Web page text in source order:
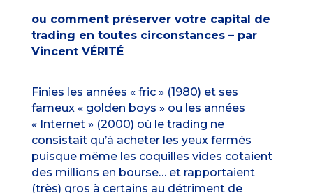
ou comment préserver votre capital de
trading en toutes circonstances – par
Vincent VÉRITÉ
Finies les années « fric » (1980) et ses
fameux « golden boys » ou les années
« Internet » (2000) où le trading ne
consistait qu’à acheter les yeux fermés
puisque même les coquilles vides cotaient
des millions en bourse… et rapportaient
(très) gros à certains au détriment de